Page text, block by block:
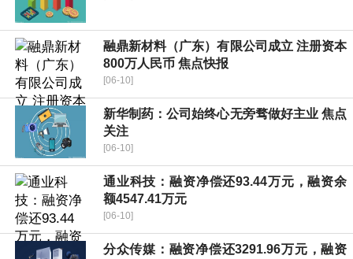
融鼎新材料（广东）有限公司成立 注册资本
800万人民币 焦点快报
[06-10]
新华制药：公司始终心无旁骛做好主业 焦点
关注
[06-10]
通业科技：融资净偿还93.44万元，融资余
额4547.41万元
[06-10]
分众传媒：融资净偿还3291.96万元，融资